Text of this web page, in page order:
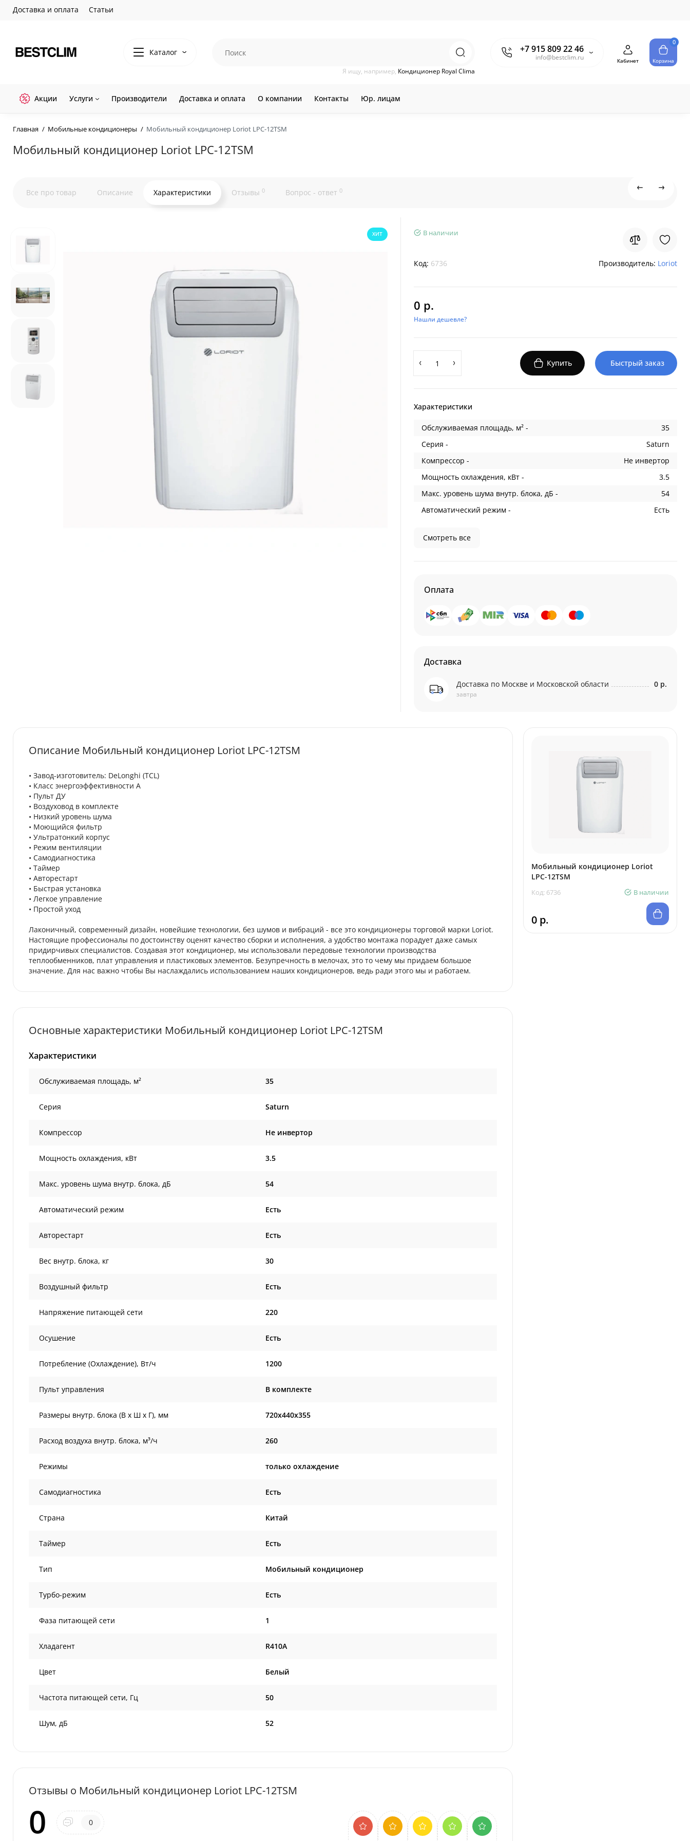
Доставка и оплата Статьи
Каталог +7 915 809 22 46
info@bestclim.ru
Я ищу, например, Кондиционер Royal Clima
Кабинет
0
Корзина
Акции Услуги Производители Доставка и оплата О компании Контакты Юр. лицам
Главная Мобильные кондиционеры Мобильный кондиционер Loriot LPC-12TSM
Мобильный кондиционер Loriot LPC-12TSM
Все про товар Описание Характеристики Отзывы 0 Вопрос - ответ 0
ХИТ В наличии
Код: 6736 Производитель: Loriot
0 р.
Нашли дешевле?
Купить Быстрый заказ
Характеристики
Обслуживаемая площадь, м² -
35
Серия -
Saturn
Компрессор -
Не инвертор
Мощность охлаждения, кВт -
3.5
Макс. уровень шума внутр. блока, дБ -
54
Автоматический режим -
Есть
Смотреть все
Оплата
Доставка
Доставка по Москве и Московской области
завтра
0 р.
Описание Мобильный кондиционер Loriot LPC-12TSM
• Завод-изготовитель: DeLonghi (TCL)
• Класс энергоэффективности А
• Пульт ДУ
• Воздуховод в комплекте
• Низкий уровень шума
• Моющийся фильтр
• Ультратонкий корпус
• Режим вентиляции
• Самодиагностика
• Таймер
• Авторестарт
• Быстрая установка
• Легкое управление
• Простой уход
Лаконичный, современный дизайн, новейшие технологии, без шумов и вибраций - все это кондиционеры торговой марки Loriot.
Настоящие профессионалы по достоинству оценят качество сборки и исполнения, а удобство монтажа порадует даже самых
придирчивых специалистов. Создавая этот кондиционер, мы использовали передовые технологии производства
теплообменников, плат управления и пластиковых элементов. Безупречность в мелочах, это то чему мы придаем большое
значение. Для нас важно чтобы Вы наслаждались использованием наших кондиционеров, ведь ради этого мы и работаем.
Основные характеристики Мобильный кондиционер Loriot LPC-12TSM
Характеристики
Обслуживаемая площадь, м² 35
Серия Saturn
Компрессор Не инвертор
Мощность охлаждения, кВт 3.5
Макс. уровень шума внутр. блока, дБ 54
Автоматический режим Есть
Авторестарт Есть
Вес внутр. блока, кг 30
Воздушный фильтр Есть
Напряжение питающей сети 220
Осушение Есть
Потребление (Охлаждение), Вт/ч 1200
Пульт управления В комплекте
Размеры внутр. блока (В х Ш х Г), мм 720x440x355
Расход воздуха внутр. блока, м³/ч 260
Режимы только охлаждение
Самодиагностика Есть
Страна Китай
Таймер Есть
Тип Мобильный кондиционер
Турбо-режим Есть
Фаза питающей сети 1
Хладагент R410A
Цвет Белый
Частота питающей сети, Гц 50
Шум, дБ 52
Отзывы о Мобильный кондиционер Loriot LPC-12TSM
0 0
Мобильный кондиционер Loriot
LPC-12TSM
Код: 6736 В наличии
0 р.